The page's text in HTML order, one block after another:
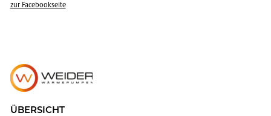
zur Face­book­sei­te
ÜBER­SICHT